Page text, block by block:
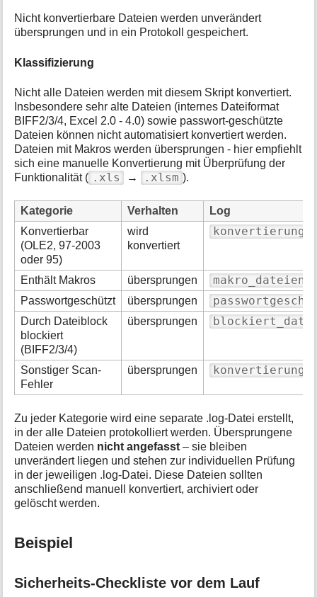
Nicht konvertierbare Dateien werden unverändert
übersprungen und in ein Protokoll gespeichert.
Klassifizierung
Nicht alle Dateien werden mit diesem Skript konvertiert.
Insbesondere sehr alte Dateien (internes Dateiformat
BIFF2/3/4, Excel 2.0 - 4.0) sowie passwort-geschützte
Dateien können nicht automatisiert konvertiert werden.
Dateien mit Makros werden übersprungen - hier empfiehlt
sich eine manuelle Konvertierung mit Überprüfung der
Funktionalität ( .xls → .xlsm ).
Kategorie Verhalten
Log
Konvertierbar
(OLE2, 97-2003
oder 95)
wird
konvertiert
Enthält Makros übersprungen
Passwortgeschützt übersprungen
Durch Dateiblock
blockiert
(BIFF2/3/4)
übersprungen
Sonstiger Scan-
Fehler
übersprungen
Zu jeder Kategorie wird eine separate .log-Datei erstellt,
in der alle Dateien protokolliert werden. Übersprungene
Dateien werden nicht angefasst – sie bleiben
unverändert liegen und stehen zur individuellen Prüfung
in der jeweiligen .log-Datei. Diese Dateien sollten
anschließend manuell konvertiert, archiviert oder
gelöscht werden.
Beispiel
Sicherheits-Checkliste vor dem Lauf